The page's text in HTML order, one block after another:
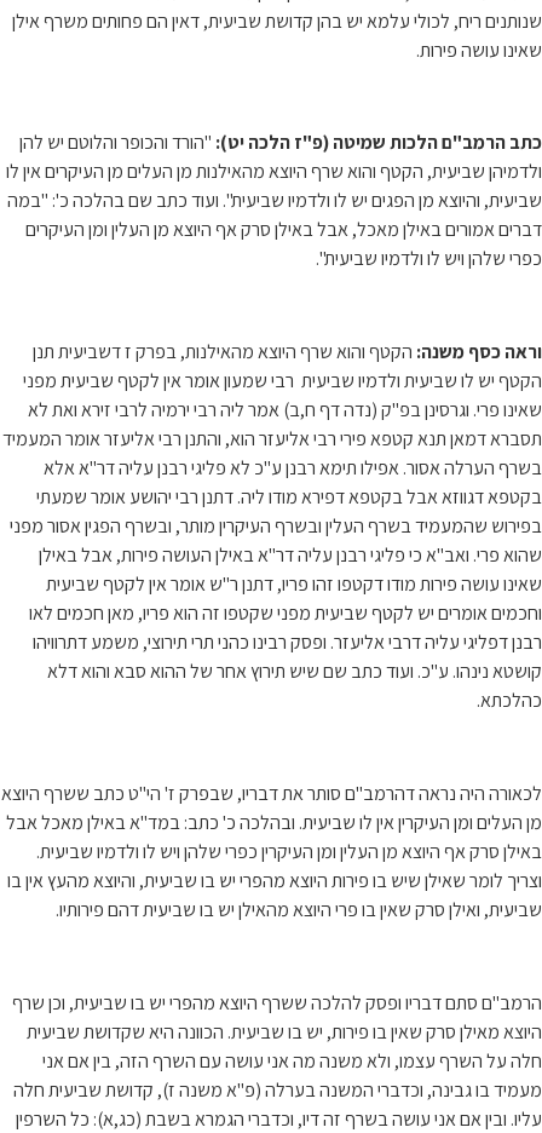
שנותנים ריח, לכולי עלמא יש בהן קדושת שביעית, דאין הם פחותים משרף אילן
שאינו עושה פירות.
כתב הרמב"ם הלכות שמיטה (פ"ז הלכה יט): "הורד והכופר והלוטם יש להן
ולדמיהן שביעית, הקטף והוא שרף היוצא מהאילנות מן העלים מן העיקרים אין לו
שביעית, והיוצא מן הפגים יש לו ולדמיו שביעית". ועוד כתב שם בהלכה כ': "במה
דברים אמורים באילן מאכל, אבל באילן סרק אף היוצא מן העלין ומן העיקרים
כפרי שלהן ויש לו ולדמיו שביעית".
וראה כסף משנה: הקטף והוא שרף היוצא מהאילנות, בפרק ז דשביעית תנן
הקטף יש לו שביעית ולדמיו שביעית רבי שמעון אומר אין לקטף שביעית מפני
שאינו פרי. וגרסינן בפ"ק (נדה דף ח,ב) אמר ליה רבי ירמיה לרבי זירא ואת לא
תסברא דמאן תנא קטפא פירי רבי אליעזר הוא, והתנן רבי אליעזר אומר המעמיד
בשרף הערלה אסור. אפילו תימא רבנן ע"כ לא פליגי רבנן עליה דר"א אלא
בקטפא דגווזא אבל בקטפא דפירא מודו ליה. דתנן רבי יהושע אומר שמעתי
בפירוש שהמעמיד בשרף העלין ובשרף העיקרין מותר, ובשרף הפגין אסור מפני
שהוא פרי. ואב"א כי פליגי רבנן עליה דר"א באילן העושה פירות, אבל באילן
שאינו עושה פירות מודו דקטפו זהו פריו, דתנן ר"ש אומר אין לקטף שביעית
וחכמים אומרים יש לקטף שביעית מפני שקטפו זה הוא פריו, מאן חכמים לאו
רבנן דפליגי עליה דרבי אליעזר. ופסק רבינו כהני תרי תירוצי, משמע דתרוויהו
קושטא נינהו. ע"כ. ועוד כתב שם שיש תירוץ אחר של ההוא סבא והוא דלא
כהלכתא.
לכאורה היה נראה דהרמב"ם סותר את דבריו, שבפרק ז' הי"ט כתב ששרף היוצא
מן העלים ומן העיקרין אין לו שביעית. ובהלכה כ' כתב: במד"א באילן מאכל אבל
באילן סרק אף היוצא מן העלין ומן העיקרין כפרי שלהן ויש לו ולדמיו שביעית.
וצריך לומר שאילן שיש בו פירות היוצא מהפרי יש בו שביעית, והיוצא מהעץ אין בו
שביעית, ואילן סרק שאין בו פרי היוצא מהאילן יש בו שביעית דהם פירותיו.
הרמב"ם סתם דבריו ופסק להלכה ששרף היוצא מהפרי יש בו שביעית, וכן שרף
היוצא מאילן סרק שאין בו פירות, יש בו שביעית. הכוונה היא שקדושת שביעית
חלה על השרף עצמו, ולא משנה מה אני עושה עם השרף הזה, בין אם אני
מעמיד בו גבינה, וכדברי המשנה בערלה (פ"א משנה ז), קדושת שביעית חלה
עליו. ובין אם אני עושה בשרף זה דיו, וכדברי הגמרא בשבת (כג,א): כל השרפין